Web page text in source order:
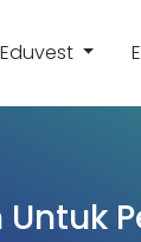
Eduvest